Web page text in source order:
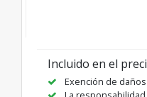
Incluido en el
Exención de